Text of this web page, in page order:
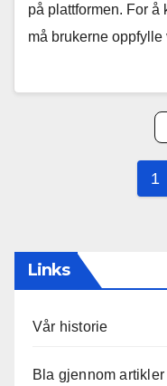
på plattformen. For
må brukerne
1
Links
Vår historie
Bla gjennom artikler